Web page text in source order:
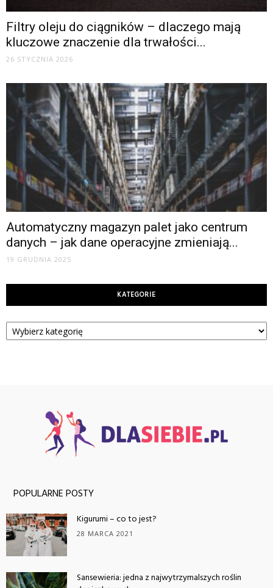
Filtry oleju do ciągników – dlaczego mają
kluczowe znaczenie dla trwałości...
26 STYCZNIA 2026
Automatyczny magazyn palet jako centrum
danych – jak dane operacyjne zmieniają...
19 GRUDNIA 2025
KATEGORIE
Kategorie
POPULARNE POSTY
Kigurumi – co to jest?
28 MARCA 2021
Sansewieria: jedna z najwytrzymalszych roślin